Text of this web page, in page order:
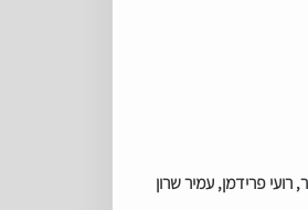
פרידמן, עמיר שרון